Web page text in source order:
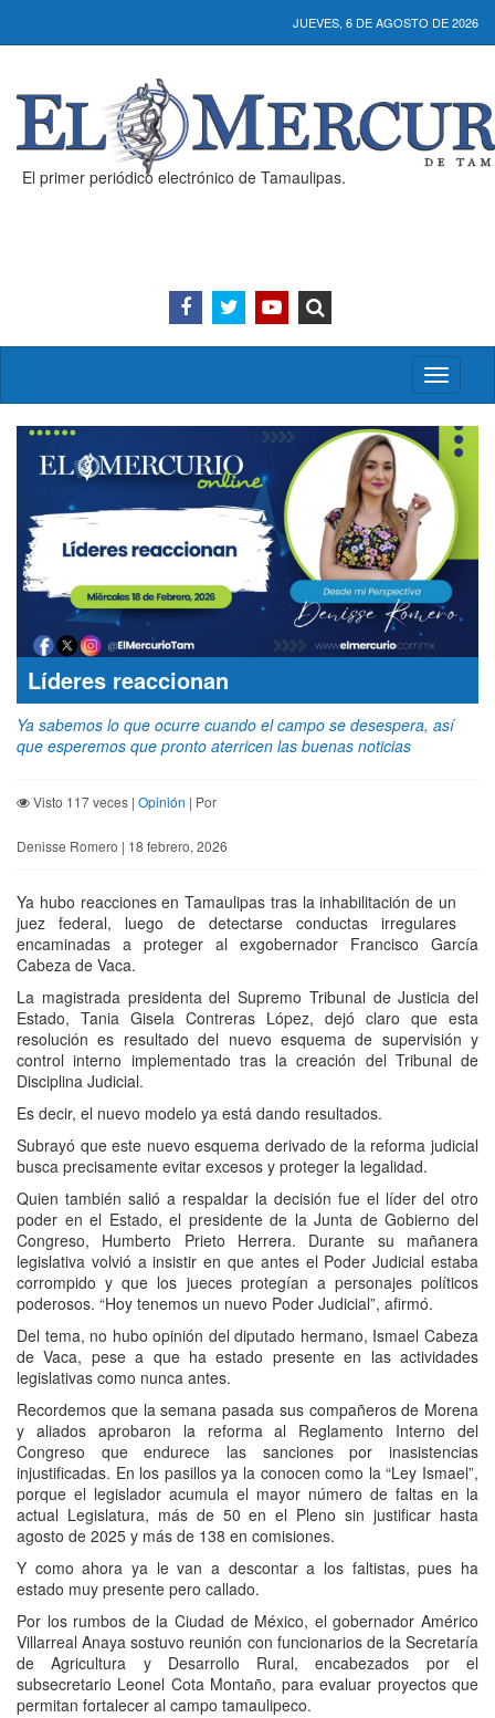
JUEVES, 6 DE AGOSTO DE 2026
El primer periódico electrónico de Tamaulipas.
Activar/
menú
Líderes reaccionan
Ya sabemos lo que ocurre cuando el campo se desespera, así
que esperemos que pronto aterricen las buenas noticias
Visto 117 veces | Opinión | Por
Denisse Romero | 18 febrero, 2026
Ya hubo reacciones en Tamaulipas tras la inhabilitación de un
juez federal, luego de detectarse conductas irregulares
encaminadas a proteger al exgobernador Francisco García
Cabeza de Vaca.
La magistrada presidenta del Supremo Tribunal de Justicia del
Estado, Tania Gisela Contreras López, dejó claro que esta
resolución es resultado del nuevo esquema de supervisión y
control interno implementado tras la creación del Tribunal de
Disciplina Judicial.
Es decir, el nuevo modelo ya está dando resultados.
Subrayó que este nuevo esquema derivado de la reforma judicial
busca precisamente evitar excesos y proteger la legalidad.
Quien también salió a respaldar la decisión fue el líder del otro
poder en el Estado, el presidente de la Junta de Gobierno del
Congreso, Humberto Prieto Herrera. Durante su mañanera
legislativa volvió a insistir en que antes el Poder Judicial estaba
corrompido y que los jueces protegían a personajes políticos
poderosos. “Hoy tenemos un nuevo Poder Judicial”, afirmó.
Del tema, no hubo opinión del diputado hermano, Ismael Cabeza
de Vaca, pese a que ha estado presente en las actividades
legislativas como nunca antes.
Recordemos que la semana pasada sus compañeros de Morena
y aliados aprobaron la reforma al Reglamento Interno del
Congreso que endurece las sanciones por inasistencias
injustificadas. En los pasillos ya la conocen como la “Ley Ismael”,
porque el legislador acumula el mayor número de faltas en la
actual Legislatura, más de 50 en el Pleno sin justificar hasta
agosto de 2025 y más de 138 en comisiones.
Y como ahora ya le van a descontar a los faltistas, pues ha
estado muy presente pero callado.
Por los rumbos de la Ciudad de México, el gobernador Américo
Villarreal Anaya sostuvo reunión con funcionarios de la Secretaría
de Agricultura y Desarrollo Rural, encabezados por el
subsecretario Leonel Cota Montaño, para evaluar proyectos que
permitan fortalecer al campo tamaulipeco.